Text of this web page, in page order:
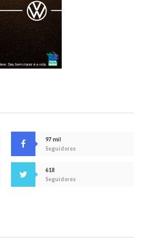
97 mil
Seguidores
618
Seguidores